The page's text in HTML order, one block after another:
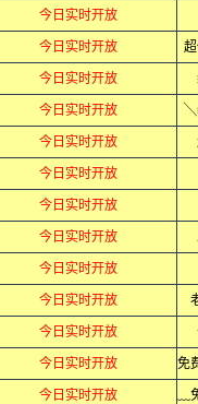
今日实时开放
今日实时开放
今日实时开放
今日实时开放 ╲
今日实时开放
今日实时开放
今日实时开放
今日实时开放
今日实时开放
今日实时开放
今日实时开放
今日实时开放
今日实时开放